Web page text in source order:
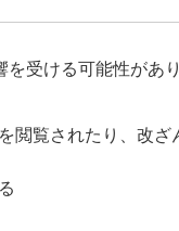
受ける可能性があり
閲覧されたり、改ざ